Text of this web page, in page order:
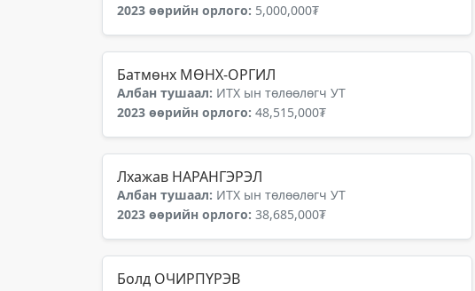
2023 өөрийн орлого: 5,000,000₮
Батмөнх МӨНХ-ОРГИЛ
Албан тушаал: ИТХ ын төлөөлөгч УТ
2023 өөрийн орлого: 48,515,000₮
Лхажав НАРАНГЭРЭЛ
Албан тушаал: ИТХ ын төлөөлөгч УТ
2023 өөрийн орлого: 38,685,000₮
Болд ОЧИРПҮРЭВ